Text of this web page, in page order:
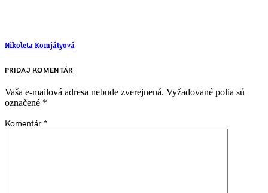
Nikoleta Komjátyová
PRIDAJ KOMENTÁR
Vaša e-mailová adresa nebude zverejnená. Vyžadované polia sú
označené *
Komentár *